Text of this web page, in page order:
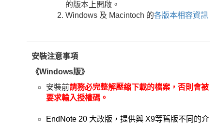
的版本上開啟。
Windows 及 Macintoch 的各版本相容資訊
安裝注意事項
《Windows版》
安裝前請務必完整解壓縮下載的檔案，否則會被
要求輸入授權碼。
EndNote 20 大改版，提供與 X9等舊版不同的介